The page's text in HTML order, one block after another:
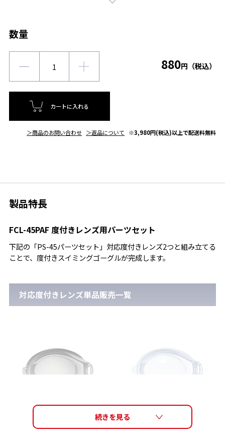
数量
880円（税込）
カートに入れる
＞商品のお問い合わせ ＞返品について ※3,980円(税込)以上で配送料無料
製品特長
FCL-45PAF 度付きレンズ用パーツセット
下記の「PS-45パーツセット」対応度付きレンズ2つと組み立てる
ことで、度付きスイミングゴーグルが完成します。
対応度付きレンズ単品販売一覧